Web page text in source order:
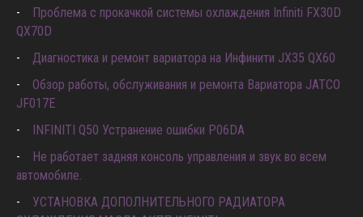
Проблема с прокачкой системы охлаждения Infiniti FX30D
QX70D
Диагностика и ремонт вариатора на Инфинити JX35 QX60
Обзор работы, обслуживания и ремонта Вариатора JATCO
JF017E
INFINITI Q50 Устранение ошибки P06DA
Не работает задняя консоль управления и звук во всем
автомобиле.
УСТАНОВКА ДОПОЛНИТЕЛЬНОГО РАДИАТОРА